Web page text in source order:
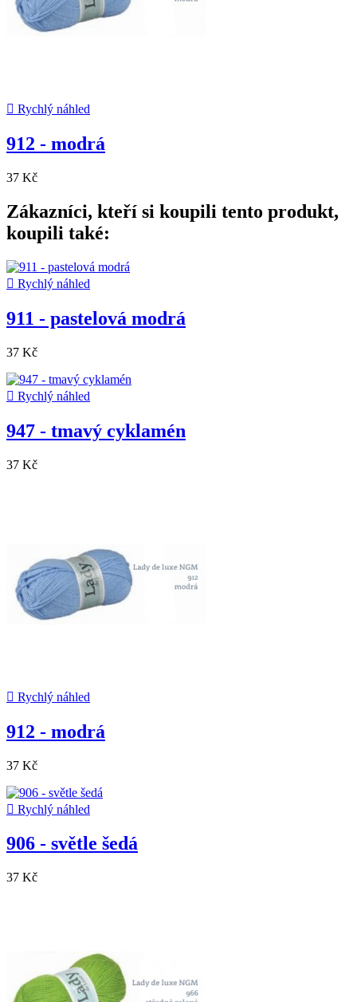
 Rychlý náhled
912 - modrá
37 Kč
Zákazníci, kteří si koupili tento produkt,
koupili také:
 Rychlý náhled
911 - pastelová modrá
37 Kč
 Rychlý náhled
947 - tmavý cyklamén
37 Kč
 Rychlý náhled
912 - modrá
37 Kč
 Rychlý náhled
906 - světle šedá
37 Kč